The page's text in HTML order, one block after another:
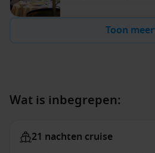
Toon meer
Wat is inbegrepen:
21 nachten cruise